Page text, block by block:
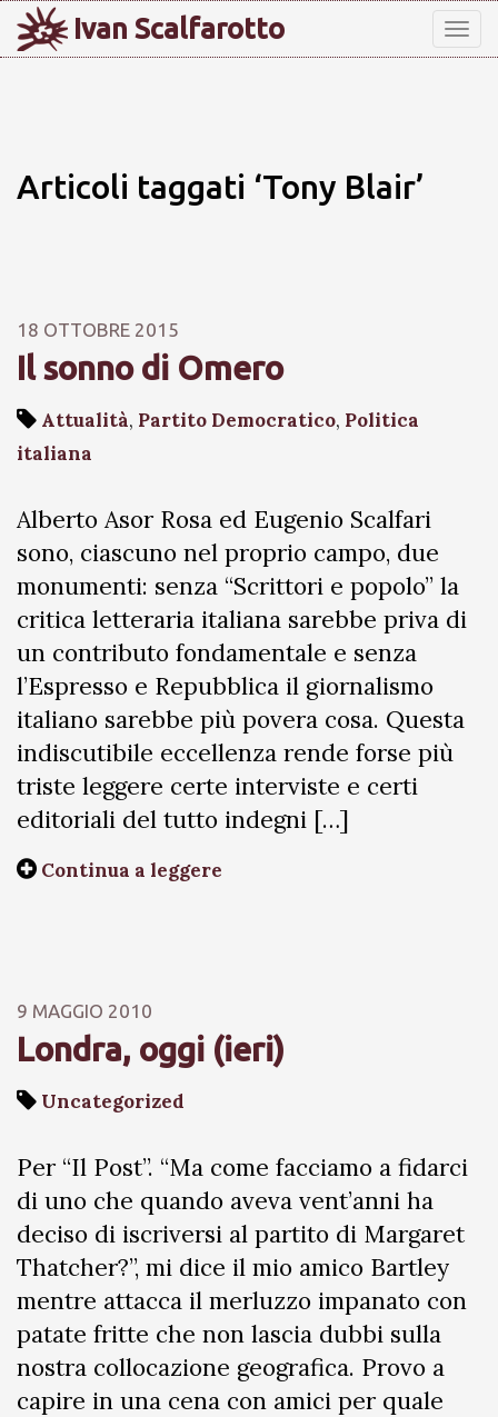
Ivan Scalfarotto
Articoli taggati ‘Tony Blair’
18 OTTOBRE 2015
Il sonno di Omero
Attualità, Partito Democratico, Politica
italiana
Alberto Asor Rosa ed Eugenio Scalfari
sono, ciascuno nel proprio campo, due
monumenti: senza “Scrittori e popolo” la
critica letteraria italiana sarebbe priva di
un contributo fondamentale e senza
l’Espresso e Repubblica il giornalismo
italiano sarebbe più povera cosa. Questa
indiscutibile eccellenza rende forse più
triste leggere certe interviste e certi
editoriali del tutto indegni […]
Continua a leggere
9 MAGGIO 2010
Londra, oggi (ieri)
Uncategorized
Per “Il Post”. “Ma come facciamo a fidarci
di uno che quando aveva vent’anni ha
deciso di iscriversi al partito di Margaret
Thatcher?”, mi dice il mio amico Bartley
mentre attacca il merluzzo impanato con
patate fritte che non lascia dubbi sulla
nostra collocazione geografica. Provo a
capire in una cena con amici per quale